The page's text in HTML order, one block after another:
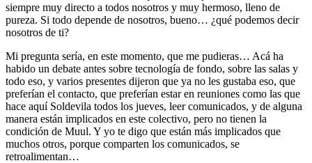
siempre muy directo a todos nosotros y muy hermoso, lleno de
pureza. Si todo depende de nosotros, bueno… ¿qué podemos decir
nosotros de ti?
Mi pregunta sería, en este momento, que me pudieras… Acá ha
habido un debate antes sobre tecnología de fondo, sobre las salas y
todo eso, y varios presentes dijeron que ya no les gustaba eso, que
preferían el contacto, que preferían estar en reuniones como las que
hace aquí Soldevila todos los jueves, leer comunicados, y de alguna
manera están implicados en este colectivo, pero no tienen la
condición de Muul. Y yo te digo que están más implicados que
muchos otros, porque comparten los comunicados, se
retroalimentan…